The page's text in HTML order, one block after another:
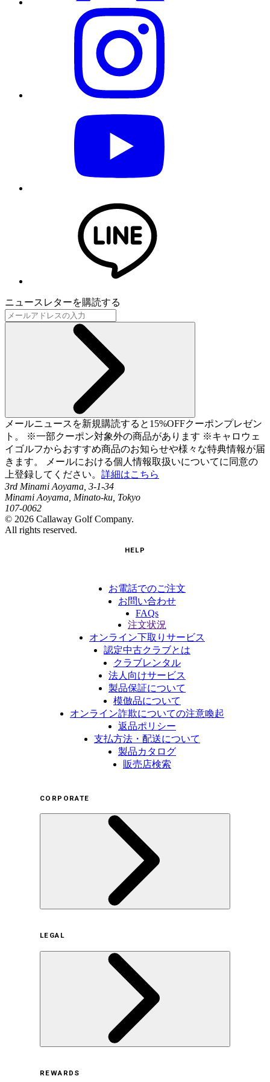
ニュースレターを購読する
メールニュースを新規購読すると15%OFFクーポンプレゼン
ト。 ※一部クーポン対象外の商品があります ※キャロウェ
イゴルフからおすすめ商品のお知らせや様々な特典情報が届
きます。 メールにおける個人情報取扱いについてに同意の
上登録してください。 詳細はこちら
3rd Minami Aoyama, 3-1-34
Minami Aoyama, Minato-ku, Tokyo
107-0062
© 2026 Callaway Golf Company.
All rights reserved.
HELP
お電話でのご注文
お問い合わせ
FAQs
注文状況
オンライン下取りサービス
認定中古クラブとは
クラブレンタル
法人向けサービス
製品保証について
模倣品について
オンライン詐欺についての注意喚起
返品ポリシー
支払方法・配送について
製品カタログ
販売店検索
CORPORATE
サステナビリティの取り組み（日本）
サステナビリティの取り組み（米国/英語）
ヒストリー
採用情報
LEGAL
REWARDS